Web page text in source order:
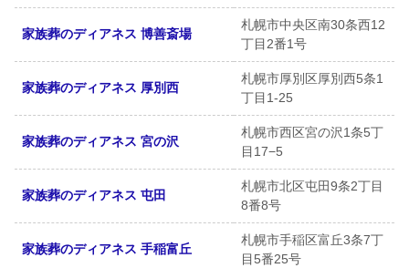
家族葬のディアネス 博善斎場
札幌市中央区南30条西12
丁目2番1号
家族葬のディアネス 厚別西
札幌市厚別区厚別西5条1
丁目1-25
家族葬のディアネス 宮の沢
札幌市西区宮の沢1条5丁
目17−5
家族葬のディアネス 屯田
札幌市北区屯田9条2丁目
8番8号
家族葬のディアネス 手稲富丘
札幌市手稲区富丘3条7丁
目5番25号